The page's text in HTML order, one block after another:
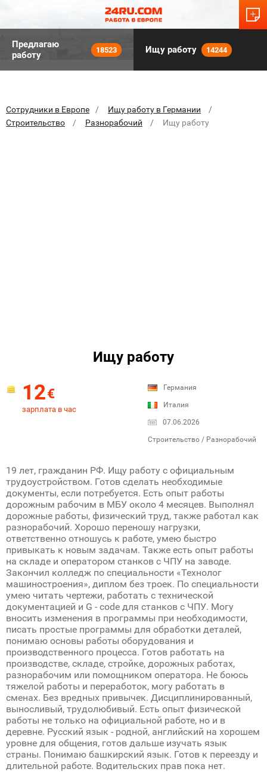
Предлагаю
работу
18523 Ищу работу 14244
Сотрудники в Европе
Ищу работу в Германии
Строительство
Разнорабочий Ищу работу
Ищу работу
12€
зарплата в час
Германия
Италия
07.06.2026
Строительство / Разнорабочий
19 лет, гражданин РФ. Ищу работу с официальным
трудоустройством. Готов сделать необходимые
документы, если потребуется. Есть опыт работы
дорожным рабочим в МБУ около 4 месяцев. Выполнял
дорожные работы, физический труд, также работал как
разнорабочий. Хорошо переношу нагрузки,
ответственно отношусь к работе, умею быстро
привыкать к новым задачам. Также есть опыт работы
на складе и оператором станков с ЧПУ на заводе.
Закончил колледж по специальности «Технолог
машиностроения», диплом без троек. По специальности
умею читать чертежи, работать с технической
документацией и G - code для станков с ЧПУ. Могу
вносить изменения в программы при необходимости,
писать простые программы для обработки деталей,
понимаю основы работы оборудования и
производственного процесса. Готов работать на
производстве, складе, стройке, дорожных работах,
разнорабочим или помощником оператора. Не боюсь
тяжелой работы и переработок, могу работать в
сменах. Без вредных привычек. Дисциплинированный,
выносливый, трудолюбивый. Есть опыт физической
работы не только на официальной работе, но и в
деревне. Русский язык - родной, английский на хорошем
уровне для общения, готов дальше изучать язык
страны. Понимаю башкирский язык. Готов к переезду и
длительной работе. Водительских прав пока нет.